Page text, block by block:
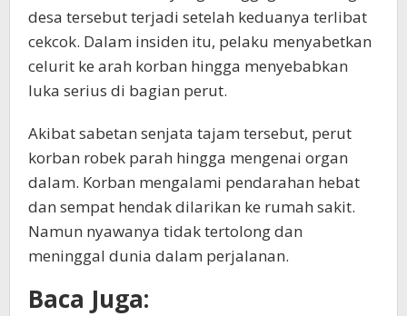
desa tersebut terjadi setelah keduanya terlibat
cekcok. Dalam insiden itu, pelaku menyabetkan
celurit ke arah korban hingga menyebabkan
luka serius di bagian perut.
Akibat sabetan senjata tajam tersebut, perut
korban robek parah hingga mengenai organ
dalam. Korban mengalami pendarahan hebat
dan sempat hendak dilarikan ke rumah sakit.
Namun nyawanya tidak tertolong dan
meninggal dunia dalam perjalanan.
Baca Juga: